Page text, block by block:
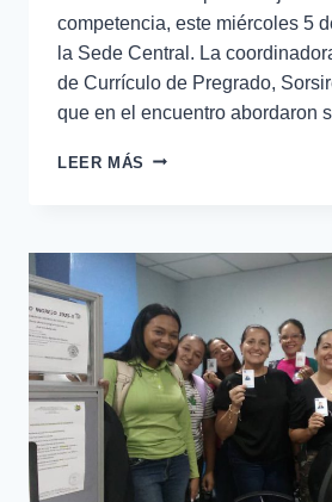
competencia, este miércoles 5
la Sede Central. La
de Currículo de Pregrado,
que en el encuentro abordaron
LEER MÁS